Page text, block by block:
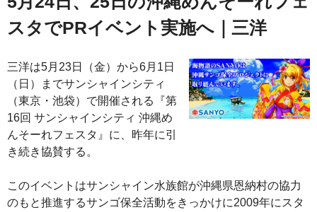
スタでPRイベント実施へ｜三洋
三洋は5月23日（金）から6月1日
（日）までサンシャインシティ
（東京・池袋）で開催される『第
16回 サンシャインシティ 沖縄め
んそーれフェスタ』に、昨年に引
き続き協賛する。
このイベントはサンシャイン水族館が沖縄県恩納村の協力
のもと推進するサンゴ保全活動をきっかけに2009年にスタ